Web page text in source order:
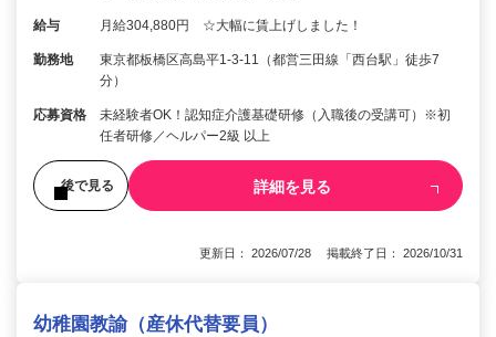
給与 月給304,880円 ☆大幅に賃上げしました！
勤務地
東京都板橋区高島平1-3-11（都営三田線「西台駅」徒歩7
分）
応募資格
未経験者OK！認知症介護基礎研修（入職後の受講可）※初
任者研修／ヘルパー2級 以上
後で見る 詳細を見る
更新日： 2026/07/28 掲載終了日： 2026/10/31
幼稚園教諭（産休代替要員）